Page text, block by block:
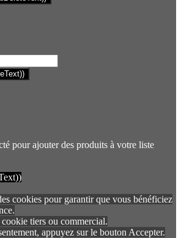
pour ajouter des produits à votre liste
cookies pour garantir que vous bénéficiez
tiers ou commercial.
appuyez sur le bouton Accepter.